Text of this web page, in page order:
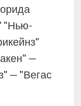
"Нью-
—
— "Вегас